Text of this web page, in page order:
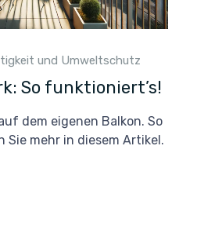
und Umweltschutz
So funktioniert’s!
dem eigenen Balkon. So
Sie mehr in diesem Artikel.